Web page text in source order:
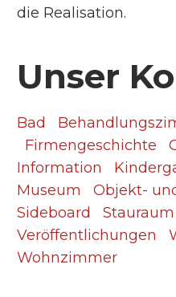
die Realisation.
Unser
Bad
Firmengeschichte
Information
Museum
Objekt-
Sideboard
Stauraum
Veröffentlichungen
Wohnzimmer